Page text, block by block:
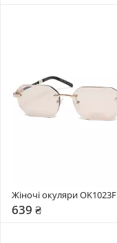
Жіночі окуляри OK1023F
639 ₴